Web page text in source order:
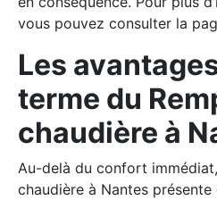
vous pouvez consulter la
Les
terme du
chaudière à
Au-delà du confort
chaudière à Nantes